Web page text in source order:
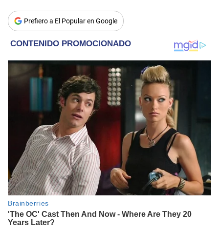
Prefiero a El Popular en Google